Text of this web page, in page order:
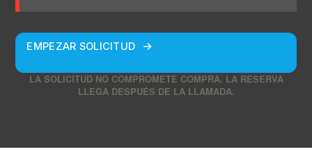
EMPEZAR SOLICITUD
LA SOLICITUD NO COMPROMETE COMPRA. LA RESERVA
LLEGA DESPUÉS DE LA LLAMADA.